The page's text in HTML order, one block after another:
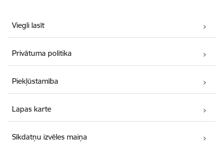
Viegli lasīt
Privātuma politika
Piekļūstamība
Lapas karte
Sīkdatņu izvēles maiņa